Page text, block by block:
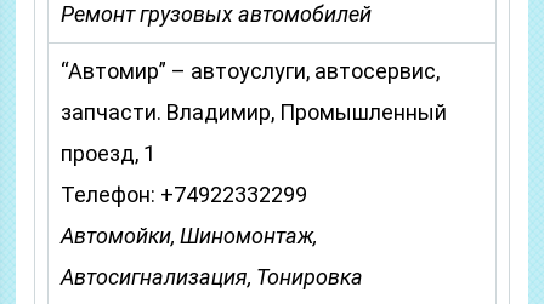
Ремонт грузовых автомобилей
“Автомир” – автоуслуги, автосервис,
запчасти. Владимир, Промышленный
проезд, 1
Телефон: +74922332299
Автомойки, Шиномонтаж,
Автосигнализация, Тонировка